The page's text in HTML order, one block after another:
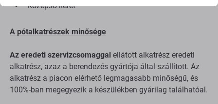
Középső keret
A pótalkatrészek minősége
Az eredeti szervizcsomaggal ellátott alkatrész eredeti
alkatrész, azaz a berendezés gyártója által szállított. Az
alkatrész a piacon elérhető legmagasabb minőségű, és
100%-ban megegyezik a készülékben gyárilag találhatóal.